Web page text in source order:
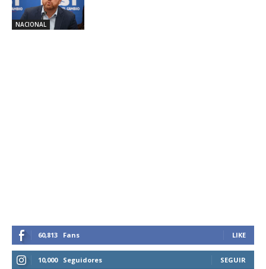
NACIONAL
60,813 Fans LIKE
10,000 Seguidores SEGUIR